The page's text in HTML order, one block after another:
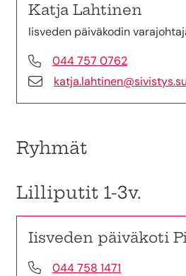
Katja Lahtinen
Iisveden päiväkodin
044 757 0762
Ryhmät
Lilliputit 1-3v.
Iisveden päiväkoti
044 758 1471